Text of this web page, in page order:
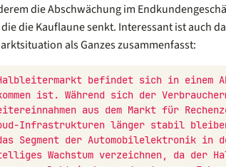
die Abschwächung im
die Kauflaune senkt. Interessant ist auch
als Ganzes zusammenfasst:
befindet sich in einem
ist. Während sich der
aus dem Markt für
Infrastrukturen länger stabil bleiben
Segment der Automobilelektronik in
Wachstum verzeichnen, da der